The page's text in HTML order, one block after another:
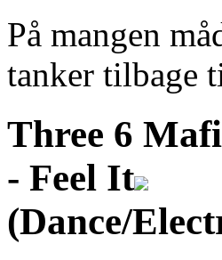
På mangen
tanker tilbage
Three 6
- Feel It
(Dance/